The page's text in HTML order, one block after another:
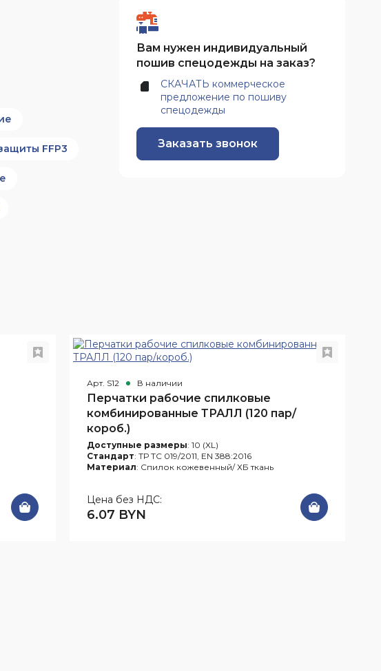
FFP3
Вам нужен индивидуальный
пошив спецодежды на заказ?
СКАЧАТЬ коммерческое
предложение по пошиву
спецодежды
Заказать звонок
Арт. S12 В наличии
Перчатки рабочие спилковые
комбинированные ТРАЛЛ (120 пар/
короб.)
Доступные размеры: 10 (XL)
Стандарт: ТР ТС 019/2011, EN 388:2016
Материал: Спилок кожевенный/ ХБ ткань
Цена без НДС:
6.07 BYN